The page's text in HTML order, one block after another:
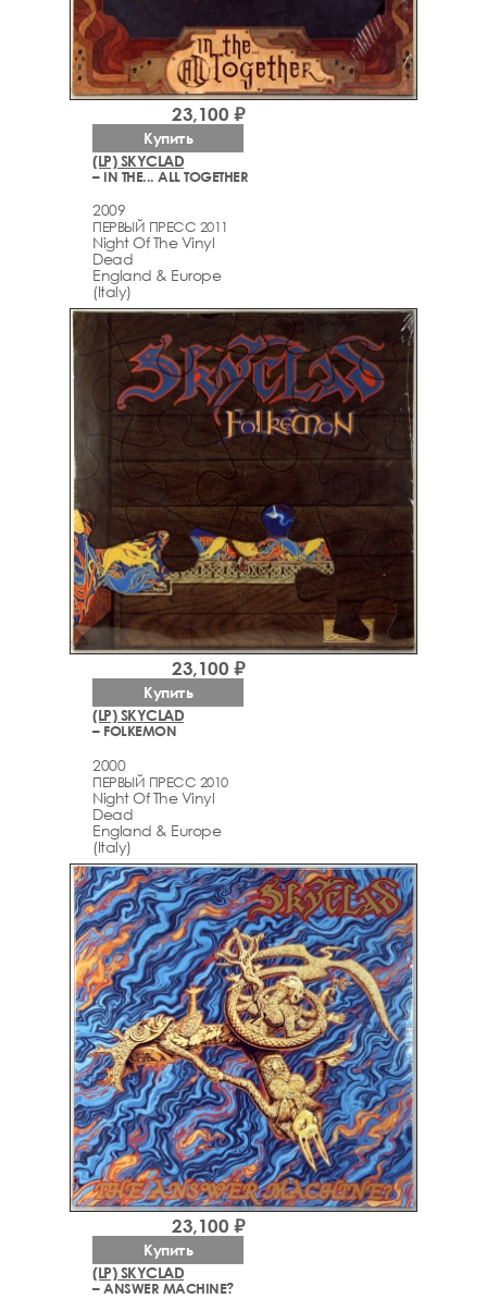
(LP) SKYCLAD
– IN THE... ALL TOGETHER
2009
ПЕРВЫЙ ПРЕСС 2011
Night Of The Vinyl
Dead
England & Europe
(Italy)
23,100 ₽
Купить
(LP) SKYCLAD
– FOLKEMON
2000
ПЕРВЫЙ ПРЕСС 2010
Night Of The Vinyl
Dead
England & Europe
(Italy)
23,100 ₽
Купить
(LP) SKYCLAD
– ANSWER MACHINE?
23,100 ₽
Купить